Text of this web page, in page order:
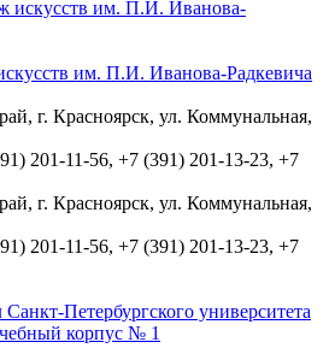
им. П.И. Иванова-Радкевича
г. Красноярск, ул. Коммунальная,
201-11-56, +7 (391) 201-13-23, +7
г. Красноярск, ул. Коммунальная,
201-11-56, +7 (391) 201-13-23, +7